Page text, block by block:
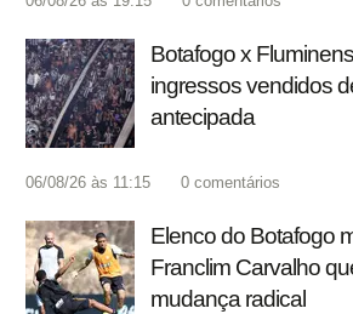
Botafogo x
ingressos vendidos
antecipada
06/08/26 às 11:15 0 comentários
Elenco do Botafogo
Franclim Carvalho
mudança radical